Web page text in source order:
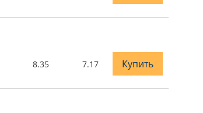
8.35 7.17 Купить